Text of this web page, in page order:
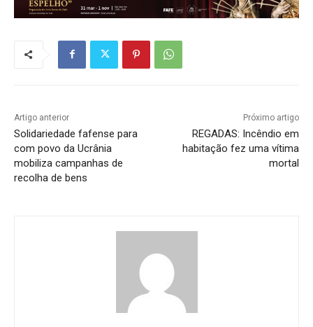
Artigo anterior
Solidariedade fafense para
com povo da Ucrânia
mobiliza campanhas de
recolha de bens
Próximo artigo
REGADAS: Incêndio em
habitação fez uma vítima
mortal